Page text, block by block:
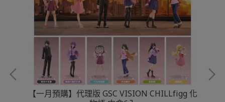
【一月預購】代理版 GSC VISION CHILLfigg 化